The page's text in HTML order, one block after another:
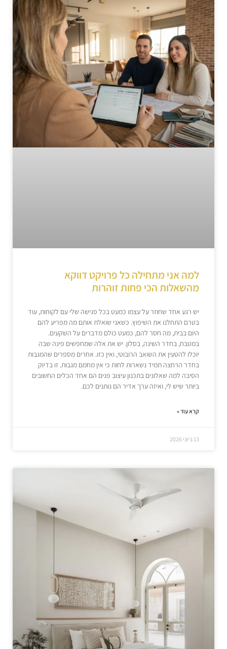
למה אני מתחילה כל פרויקט דווקא
מהשאלות הכי פחות זוהרות
יש רגע אחד שחוזר על עצמו כמעט בכל פגישה שלי עם לקוחות, עוד
בטרם התחלנו את השיפוץ. כשאני שואלת אותם מה מפריע להם
היום בבית, מה חסר להם, כמעט כולם מדברים על השקעים.
במטבח, בחדר השינה, בסלון. יש את אלה שמחפשים פינה שבה
יוכלו להטעין את השואב הרובוטי, ואין כזו. אחרים מספרים שהמגבות
בחדר הרחצה תמיד נשארות לחות כי אין מחמם מגבות. זו בדיוק
הסיבה למה שאלונים בתכנון עיצוב פנים הם אחד הכלים החשובים
ביותר שיש לי, ואיזה ערך אדיר הם נותנים לכם.
קרא עוד »
13 ביוני 2026